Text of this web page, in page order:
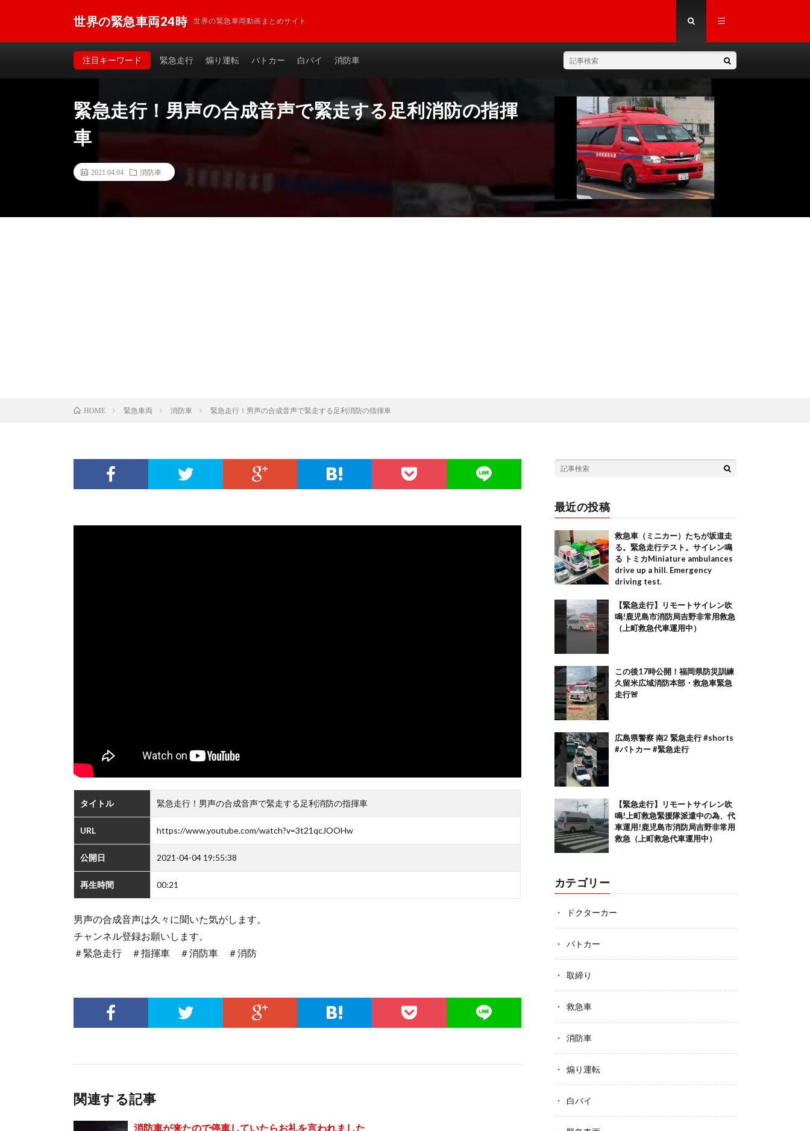
世界の緊急車両24時 世界の緊急車両動画まとめサイト
注目キーワード 緊急走行 煽り運転 パトカー 白バイ 消防車
緊急走行！男声の合成音声で緊走する足利消防の指揮
車
2021.04.04 消防車
HOME 緊急車両 消防車 緊急走行！男声の合成音声で緊走する足利消防の指揮車
タイトル 緊急走行！男声の合成音声で緊走する足利消防の指揮車
URL https://www.youtube.com/watch?v=3t21qcJOOHw
公開日 2021-04-04 19:55:38
再生時間 00:21
男声の合成音声は久々に聞いた気がします。
チャンネル登録お願いします。
＃緊急走行 ＃指揮車 ＃消防車 ＃消防
関連する記事
消防車が来たので停車していたらお礼を言われました
最近の投稿
救急車（ミニカー）たちが坂道走
る。緊急走行テスト。サイレン鳴
る トミカMiniature ambulances
drive up a hill. Emergency
driving test.
【緊急走行】リモートサイレン吹
鳴!鹿児島市消防局吉野非常用救急
（上町救急代車運用中）
この後17時公開！福岡県防災訓練
久留米広域消防本部・救急車緊急
走行🚨
広島県警察 南2 緊急走行 #shorts
#パトカー #緊急走行
【緊急走行】リモートサイレン吹
鳴!上町救急緊援隊派遣中の為、代
車運用!鹿児島市消防局吉野非常用
救急（上町救急代車運用中）
カテゴリー
ドクターカー
パトカー
取締り
救急車
消防車
煽り運転
白バイ